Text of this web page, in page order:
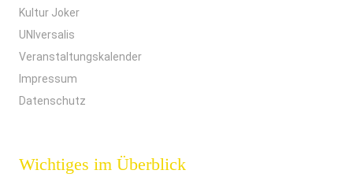
Kultur Joker
UNIversalis
Veranstaltungskalender
Impressum
Datenschutz
Wichtiges im Überblick